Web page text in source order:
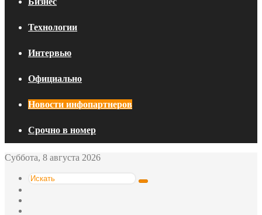
Технологии
Интервью
Официально
Новости инфопартнеров
Срочно в номер
Суббота, 8 августа 2026
Искать